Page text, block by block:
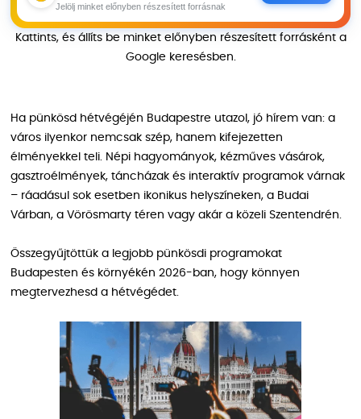
Jelölj minket előnyben részesített forrásnak
Kattints, és állíts be minket előnyben részesített forrásként a
Google keresésben.
Ha pünkösd hétvégéjén Budapestre utazol, jó hírem van: a
város ilyenkor nemcsak szép, hanem kifejezetten
élményekkel teli. Népi hagyományok, kézműves vásárok,
gasztroélmények, táncházak és interaktív programok várnak
– ráadásul sok esetben ikonikus helyszíneken, a Budai
Várban, a Vörösmarty téren vagy akár a közeli Szentendrén.
Összegyűjtöttük a legjobb pünkösdi programokat
Budapesten és környékén 2026-ban, hogy könnyen
megtervezhesd a hétvégédet.